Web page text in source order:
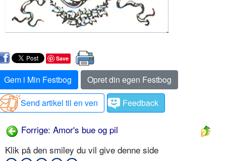
Save
Gem i Min Festbog
Opret din egen Festbog
Send artikel til en ven
Feedback
Forrige: Amor's bue og pil
Klik på den smiley du vil give denne side